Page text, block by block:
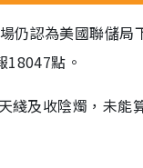
仍認為美國聯儲
18047點。
及收陰燭，未